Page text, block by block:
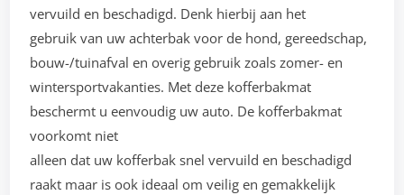
vervuild en beschadigd. Denk hierbij aan het
gebruik van uw achterbak voor de hond, gereedschap,
bouw-/tuinafval en overig gebruik zoals zomer- en
wintersportvakanties. Met deze kofferbakmat
beschermt u eenvoudig uw auto. De kofferbakmat
voorkomt niet
alleen dat uw kofferbak snel vervuild en beschadigd
raakt maar is ook ideaal om veilig en gemakkelijk